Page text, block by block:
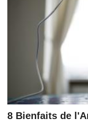
8 Bienfaits de